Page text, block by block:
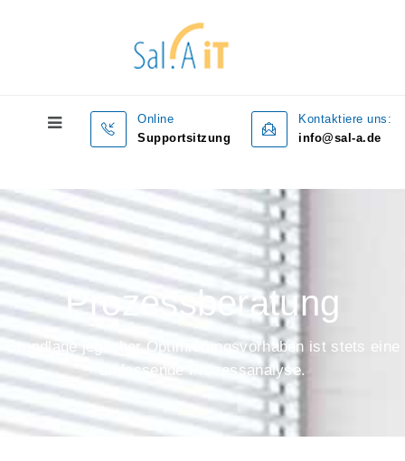
Online
Supportsitzung
Kontaktiere uns:
info@sal-a.de
Prozessberatung
Grundlage jeglicher Optimierungsvorhaben ist stets eine
umfassende Prozessanalyse.